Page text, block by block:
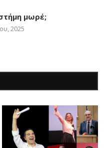
μωρέ;
2025